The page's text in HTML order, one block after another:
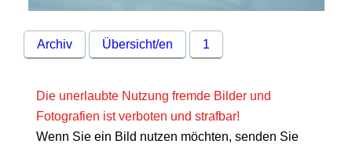
Archiv Übersicht/en 1
Die unerlaubte Nutzung fremde Bilder und
Fotografien ist verboten und strafbar!
Wenn Sie ein Bild nutzen möchten, senden Sie